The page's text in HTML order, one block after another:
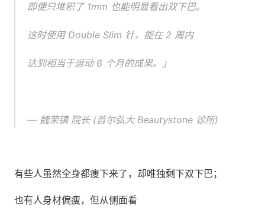
即便只堆积了 1mm 也能明显看出双下巴。
这时使用 Double Slim 针，能在 2 周内
达到相当于运动 6 个月的成果。」
— 魏荣镇 院长 (首尔弘大 Beautystone 诊所)
有些人虽然全身都瘦下来了，却唯独剩下双下巴；
也有人身材偏瘦，但从侧面看